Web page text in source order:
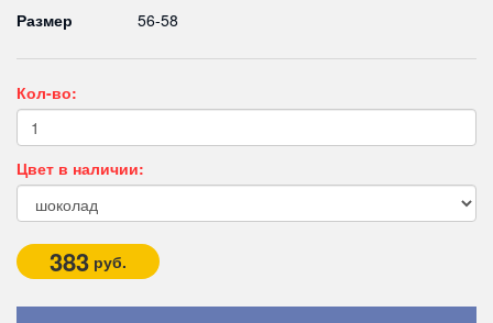
Размер
56-58
Кол-во:
Цвет в наличии:
383 руб.